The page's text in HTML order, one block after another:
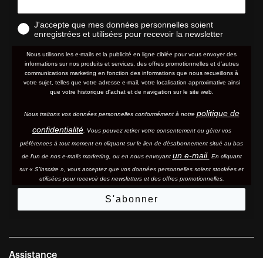
J'accepte que mes données personnelles soient
enregistrées et utilisées pour recevoir la newsletter
Nous utilisons les e-mails et la publicité en ligne ciblée pour vous envoyer des
informations sur nos produits et services, des offres promotionnelles et d'autres
communications marketing en fonction des informations que nous recueillons à
votre sujet, telles que votre adresse e-mail, votre localisation approximative ainsi
que votre historique d'achat et de navigation sur le site web.
Nous traitons vos données personnelles conformément à notre politique de
confidentialité. Vous pouvez retirer votre consentement ou gérer vos
préférences à tout moment en cliquant sur le lien de désabonnement situé au bas
de l'un de nos e-mails marketing, ou en nous envoyant un e-mail. En cliquant
sur « S'inscrire », vous acceptez que vos données personnelles soient stockées et
utilisées pour recevoir des newsletters et des offres promotionnelles.
S'abonner
Assistance